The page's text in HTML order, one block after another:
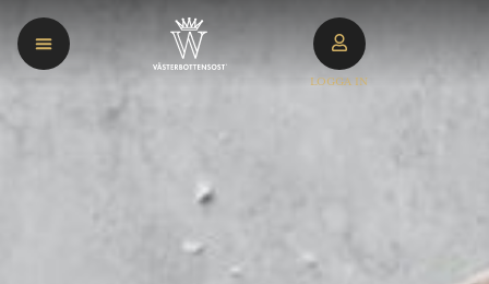
LOGGA IN